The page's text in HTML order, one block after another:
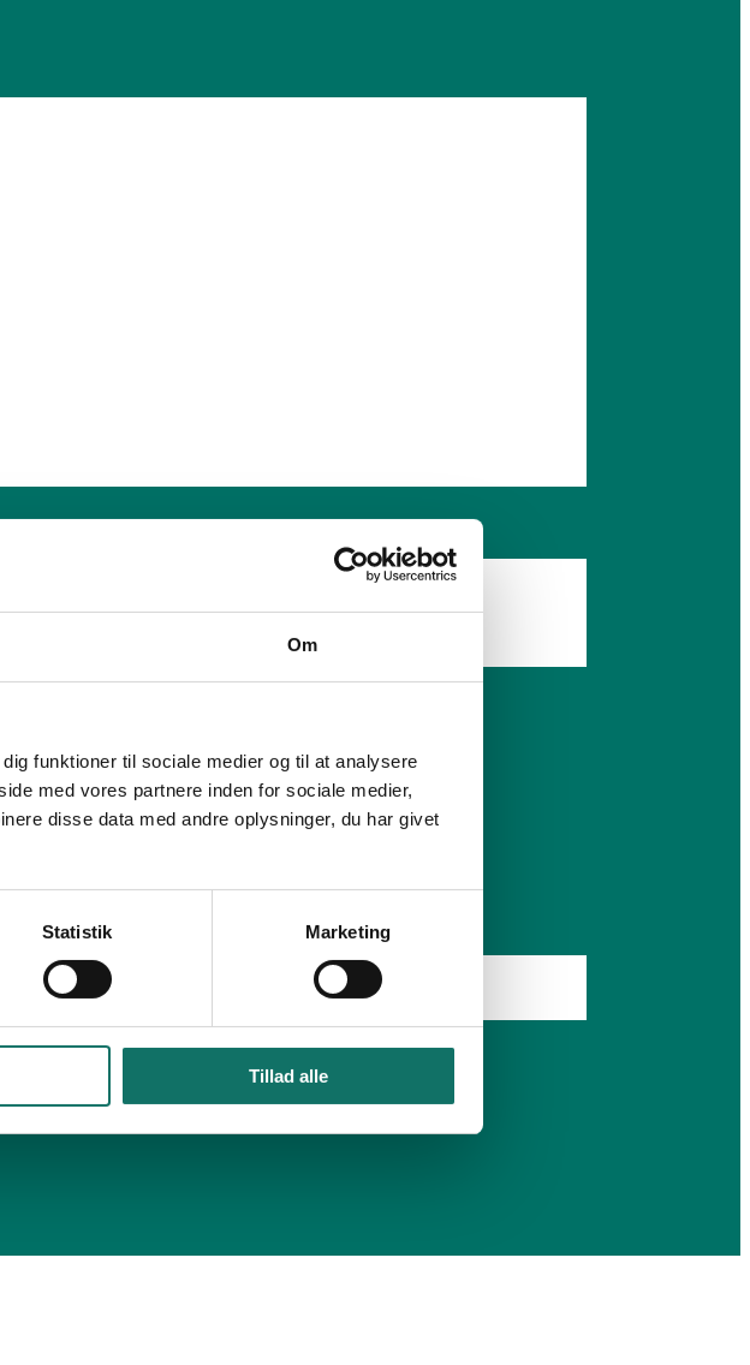
Om
funktioner til sociale medier og til at analysere
med vores partnere inden for sociale medier,
disse data med andre oplysninger, du har givet
Statistik Marketing
Tillad alle